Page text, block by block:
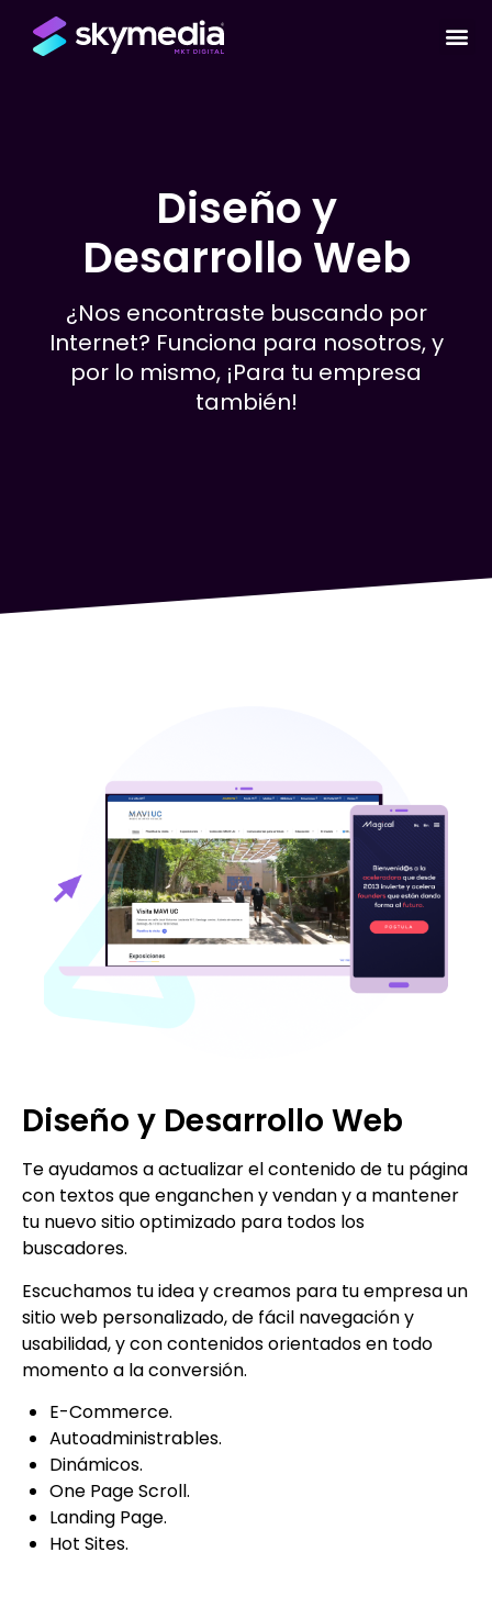
Diseño y
Desarrollo Web
¿Nos encontraste buscando por
Internet? Funciona para nosotros, y
por lo mismo, ¡Para tu empresa
también!
Diseño y Desarrollo Web
Te ayudamos a actualizar el contenido de tu página
con textos que enganchen y vendan y a mantener
tu nuevo sitio optimizado para todos los
buscadores.
Escuchamos tu idea y creamos para tu empresa un
sitio web personalizado, de fácil navegación y
usabilidad, y con contenidos orientados en todo
momento a la conversión.
E-Commerce.
Autoadministrables.
Dinámicos.
One Page Scroll.
Landing Page.
Hot Sites.